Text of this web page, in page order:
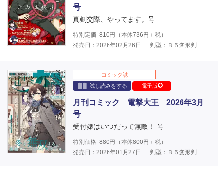
号
真剣交際、やってます。号
特別定価 810円（本体736円＋税）
発売日：2026年02月26日
判型：Ｂ５変形判
コミック誌
試し読みをする
電子版
月刊コミック 電撃大王 2026年3月
号
受付嬢はいつだって無敵！ 号
特別価格 880円（本体800円＋税）
発売日：2026年01月27日
判型：Ｂ５変形判